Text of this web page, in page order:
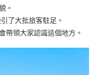
。
了大批旅客駐足。
帶領大家認識這個地方。